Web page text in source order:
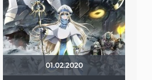
01.02.2020